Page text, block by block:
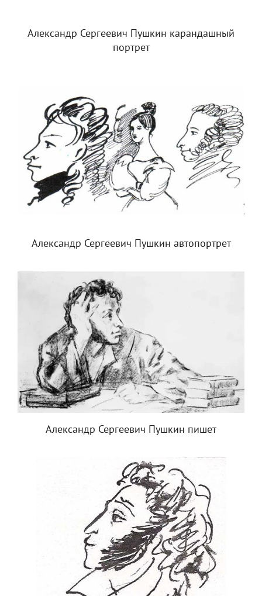
Александр Сергеевич Пушкин карандашный
портрет
Александр Сергеевич Пушкин автопортрет
Александр Сергеевич Пушкин пишет